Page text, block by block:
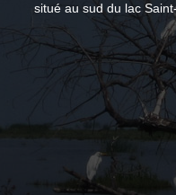
situé au sud du lac